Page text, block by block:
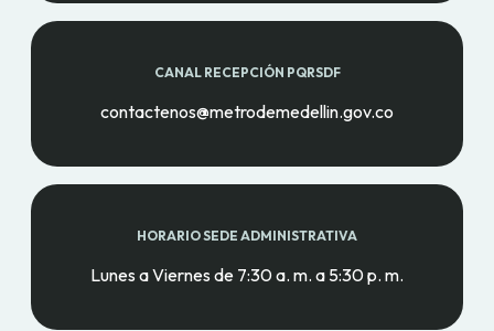
CANAL RECEPCIÓN PQRSDF
contactenos@metrodemedellin.gov.co
HORARIO SEDE ADMINISTRATIVA
Lunes a Viernes de 7:30 a. m. a 5:30 p. m.